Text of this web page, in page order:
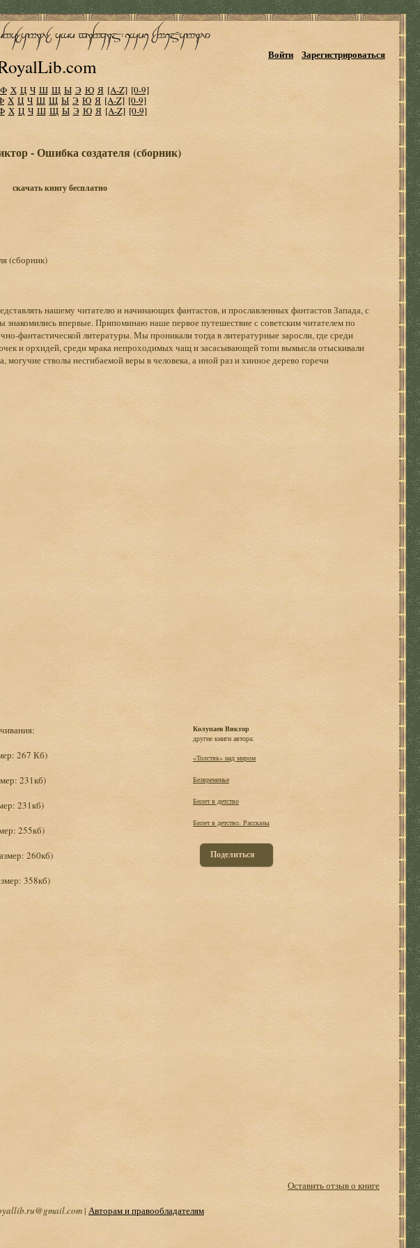
Войти Зарегистрироваться
Ф Х Ц Ч Ш Щ Ы Э Ю Я [A-Z] [0-9]
Х Ц Ч Ш Щ Ы Э Ю Я [A-Z] [0-9]
Х Ц Ч Ш Щ Ы Э Ю Я [A-Z] [0-9]
- Ошибка создателя (сборник)
скачать книгу бесплатно
(сборник)
нашему читателю и начинающих фантастов, и прославленных фантастов Запада, с
знакомились впервые. Припоминаю наше первое путешествие с советским читателем по
фантастической литературы. Мы проникали тогда в литературные заросли, где среди
и орхидей, среди мрака непроходимых чащ и засасывающей топи вымысла отыскивали
могучие стволы несгибаемой веры в человека, а иной раз и хинное дерево горечи
267 Кб)
231кб)
231кб)
255кб)
260кб)
358кб)
Колупаев Виктор
другие книги автора:
«Толстяк» над миром
Безвременье
Билет в детство
Билет в детство. Рассказы
Поделиться
Оставить отзыв о книге
| Авторам и правообладателям